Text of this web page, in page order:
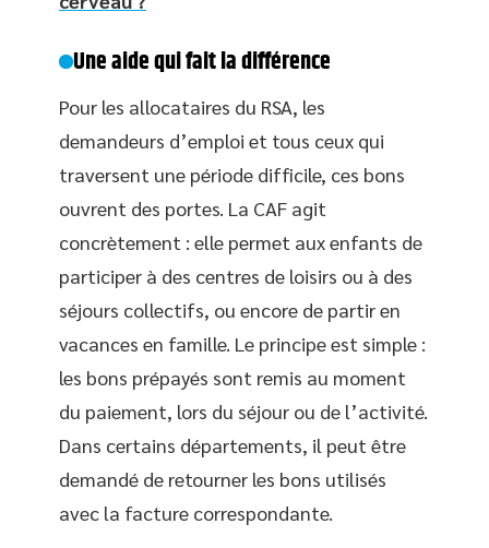
Une aide qui fait la différence
Pour les allocataires du RSA, les
demandeurs d’emploi et tous ceux qui
traversent une période difficile, ces bons
ouvrent des portes. La CAF agit
concrètement : elle permet aux enfants de
participer à des centres de loisirs ou à des
séjours collectifs, ou encore de partir en
vacances en famille. Le principe est simple :
les bons prépayés sont remis au moment
du paiement, lors du séjour ou de l’activité.
Dans certains départements, il peut être
demandé de retourner les bons utilisés
avec la facture correspondante.